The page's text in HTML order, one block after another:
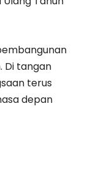
Di tangan
terus
depan